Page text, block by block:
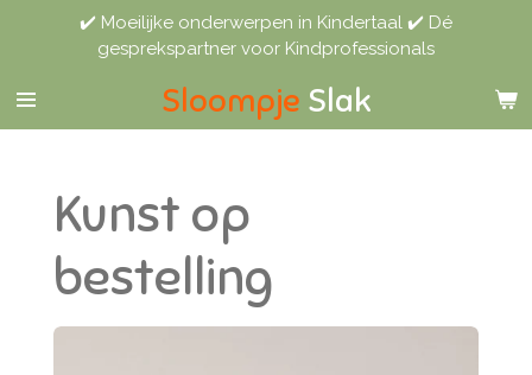
de
hoofdinhoud
Sloompje Slak
✔️ Moeilijke onderwerpen in Kindertaal ✔️ Dé
gesprekspartner voor Kindprofessionals
Kunst op
bestelling